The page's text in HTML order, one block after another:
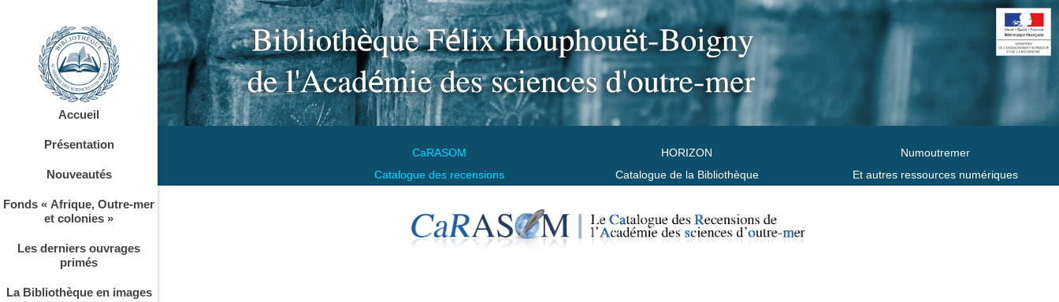
CaRASOM
Catalogue des recensions
HORIZON
Catalogue de la Bibliothèque
Numoutremer
Et autres ressources numériques
Accueil
Présentation
Nouveautés
Fonds « Afrique, Outre-mer
et colonies »
Les derniers ouvrages
primés
La Bibliothèque en images